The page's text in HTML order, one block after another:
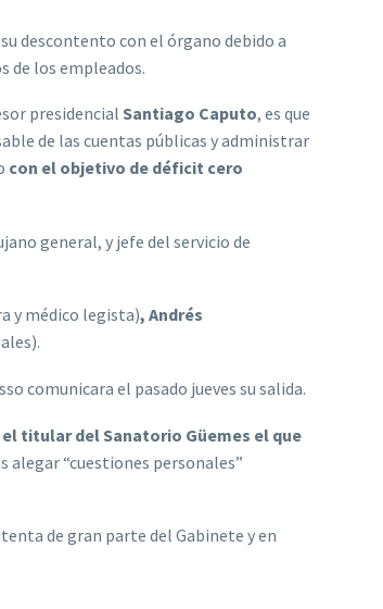
descontento con el órgano debido a
de los empleados.
presidencial Santiago Caputo, es que
de las cuentas públicas y administrar
con el objetivo de déficit cero
general, y jefe del servicio de
y médico legista), Andrés
comunicara el pasado jueves su salida.
el titular del Sanatorio Güemes el que
alegar “cuestiones personales”
de gran parte del Gabinete y en